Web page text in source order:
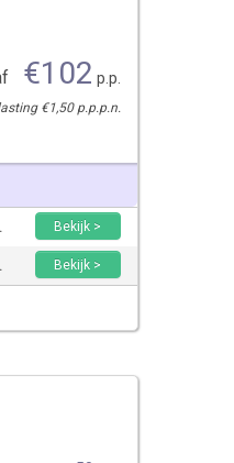
€102 p.p.
€1,50 p.p.p.n.
Bekijk >
Bekijk >